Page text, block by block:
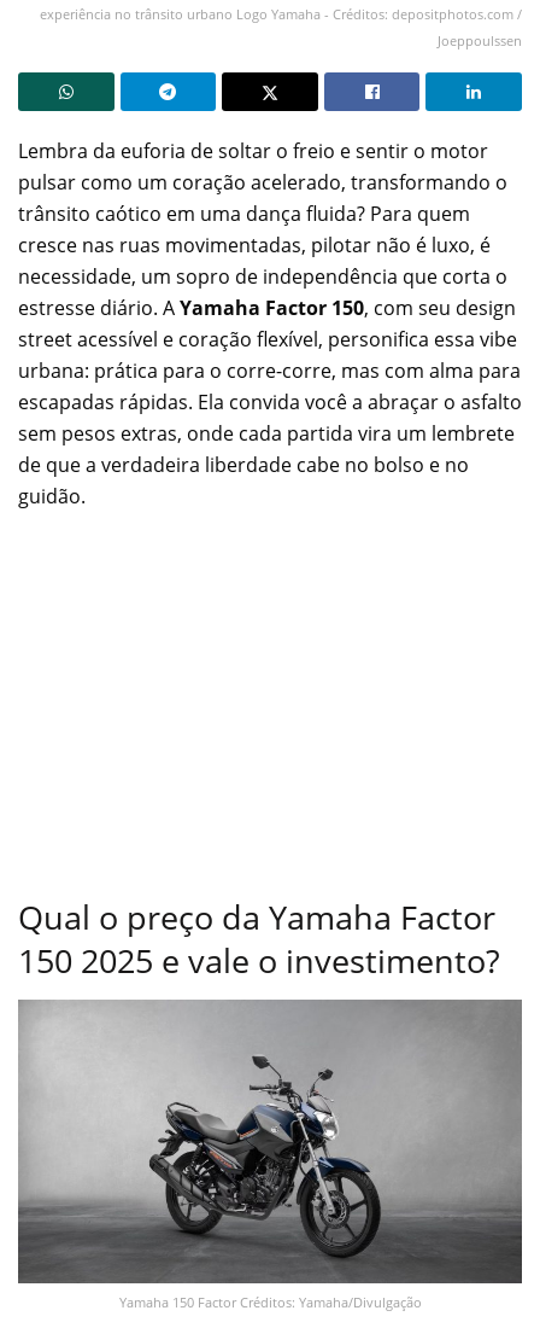
experiência no trânsito urbano Logo Yamaha - Créditos: depositphotos.com /
Joeppoulssen
Lembra da euforia de soltar o freio e sentir o motor
pulsar como um coração acelerado, transformando o
trânsito caótico em uma dança fluida? Para quem
cresce nas ruas movimentadas, pilotar não é luxo, é
necessidade, um sopro de independência que corta o
estresse diário. AYamaha Factor 150, com seu design
street acessível e coração flexível, personifica essa vibe
urbana: prática para o corre-corre, mas com alma para
escapadas rápidas. Ela convida você a abraçar o asfalto
sem pesos extras, onde cada partida vira um lembrete
de que a verdadeira liberdade cabe no bolso e no
guidão.
Qual o preço da Yamaha Factor
150 2025 e vale o investimento?
Yamaha 150 Factor Créditos: Yamaha/Divulgação